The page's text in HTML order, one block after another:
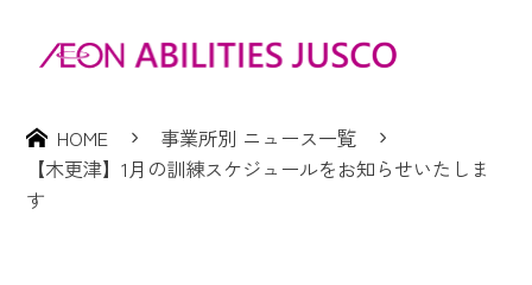
HOME
事業所別 ニュース一覧
【木更津】1月の訓練スケジュールをお知らせいたしま
す